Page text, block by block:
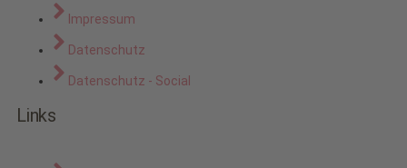
Impressum
Datenschutz
Datenschutz - Social
Links